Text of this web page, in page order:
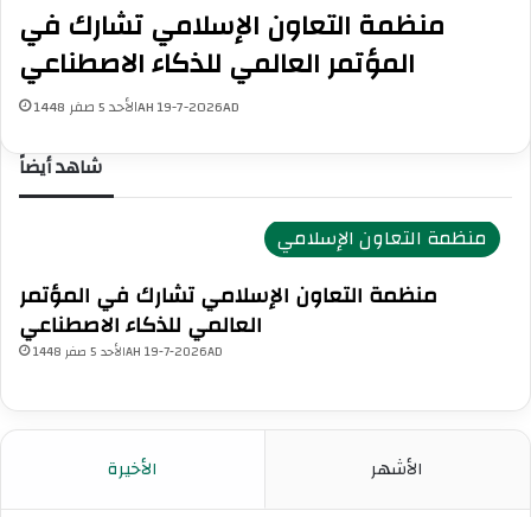
منظمة التعاون الإسلامي تشارك في
الأحد 5 صفر 1448AH 19-7-2026AD
شاهد أيضاً
منظمة التعاون الإسلامي
منظمة التعاون الإسلامي تشارك في المؤتمر
الأحد 5 صفر 1448AH 19-7-2026AD
الأخيرة الأشهر